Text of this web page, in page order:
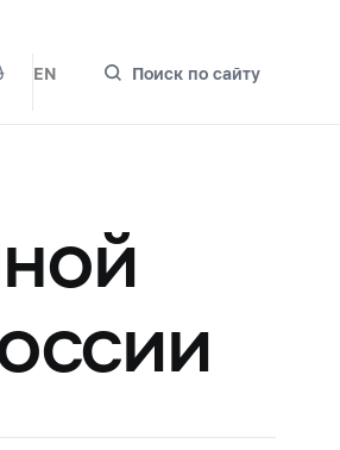
EN Поиск по сайту